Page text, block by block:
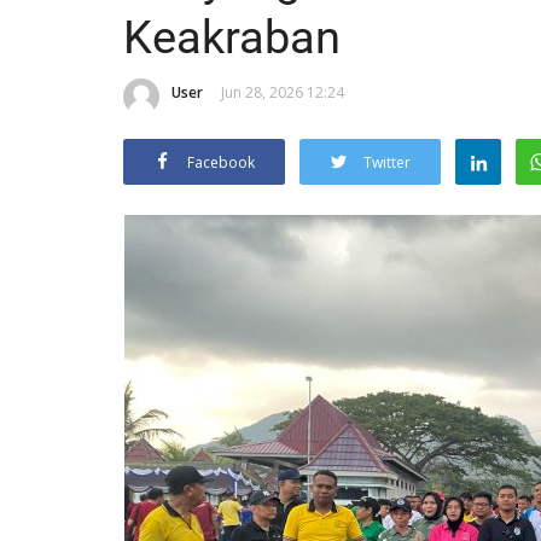
Keakraban
User Jun 28, 2026 12:24
Facebook Twitter